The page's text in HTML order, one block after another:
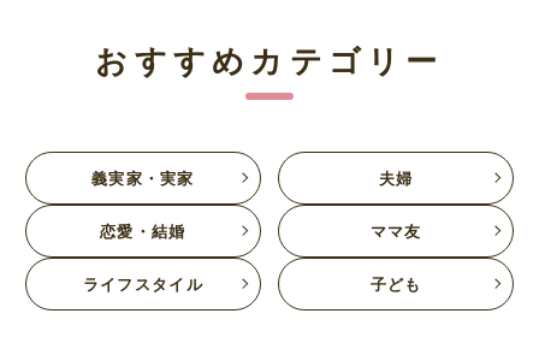
おすすめカテゴリー
義実家・実家 夫婦
恋愛・結婚 ママ友
ライフスタイル 子ども